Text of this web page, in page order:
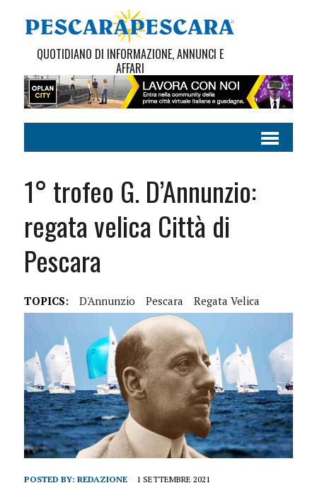
QUOTIDIANO DI INFORMAZIONE, ANNUNCI E
AFFARI
1° trofeo G. D’Annunzio:
regata velica Città di
Pescara
TOPICS: D'Annunzio Pescara Regata Velica
POSTED BY: REDAZIONE 1 SETTEMBRE 2021